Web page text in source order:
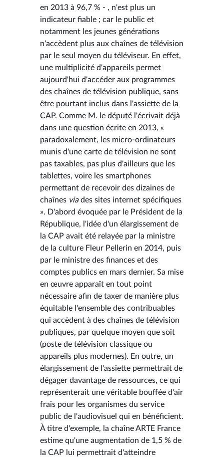
en 2013 à 96,7 % - , n'est plus un
indicateur fiable ; car le public et
notamment les jeunes générations
n'accèdent plus aux chaînes de télévision
par le seul moyen du téléviseur. En effet,
une multiplicité d'appareils permet
aujourd'hui d'accéder aux programmes
des chaînes de télévision publique, sans
être pourtant inclus dans l'assiette de la
CAP. Comme M. le député l'écrivait déjà
dans une question écrite en 2013, «
paradoxalement, les micro-ordinateurs
munis d'une carte de télévision ne sont
pas taxables, pas plus d'ailleurs que les
tablettes, voire les smartphones
permettant de recevoir des dizaines de
chaînes viades sites internet spécifiques
». D'abord évoquée par le Président de la
République, l'idée d'un élargissement de
la CAP avait été relayée par la ministre
de la culture Fleur Pellerin en 2014, puis
par le ministre des finances et des
comptes publics en mars dernier. Sa mise
en œuvre apparaît en tout point
nécessaire afin de taxer de manière plus
équitable l'ensemble des contribuables
qui accèdent à des chaînes de télévision
publiques, par quelque moyen que soit
(poste de télévision classique ou
appareils plus modernes). En outre, un
élargissement de l'assiette permettrait de
dégager davantage de ressources, ce qui
représenterait une véritable bouffée d'air
frais pour les organismes du service
public de l'audiovisuel qui en bénéficient.
À titre d'exemple, la chaîne ARTE France
estime qu'une augmentation de 1,5 % de
la CAP lui permettrait d'atteindre